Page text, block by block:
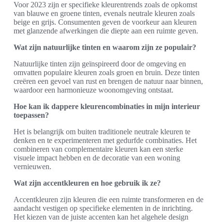
Voor 2023 zijn er specifieke kleurentrends zoals de opkomst
van blauwe en groene tinten, evenals neutrale kleuren zoals
beige en grijs. Consumenten geven de voorkeur aan kleuren
met glanzende afwerkingen die diepte aan een ruimte geven.
Wat zijn natuurlijke tinten en waarom zijn ze populair?
Natuurlijke tinten zijn geïnspireerd door de omgeving en
omvatten populaire kleuren zoals groen en bruin. Deze tinten
creëren een gevoel van rust en brengen de natuur naar binnen,
waardoor een harmonieuze woonomgeving ontstaat.
Hoe kan ik dappere kleurencombinaties in mijn interieur
toepassen?
Het is belangrijk om buiten traditionele neutrale kleuren te
denken en te experimenteren met gedurfde combinaties. Het
combineren van complementaire kleuren kan een sterke
visuele impact hebben en de decoratie van een woning
vernieuwen.
Wat zijn accentkleuren en hoe gebruik ik ze?
Accentkleuren zijn kleuren die een ruimte transformeren en de
aandacht vestigen op specifieke elementen in de inrichting.
Het kiezen van de juiste accenten kan het algehele design